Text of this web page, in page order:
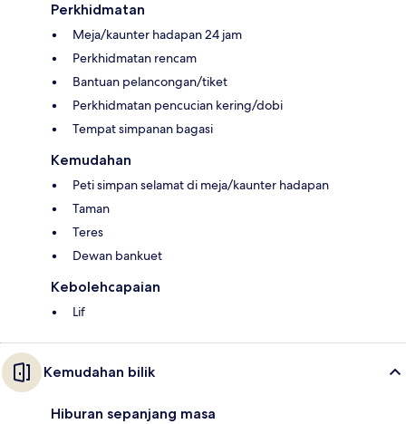
Perkhidmatan
Meja/kaunter hadapan 24 jam
Perkhidmatan rencam
Bantuan pelancongan/tiket
Perkhidmatan pencucian kering/dobi
Tempat simpanan bagasi
Kemudahan
Peti simpan selamat di meja/kaunter hadapan
Taman
Teres
Dewan bankuet
Kebolehcapaian
Lif
Kemudahan bilik
Hiburan sepanjang masa